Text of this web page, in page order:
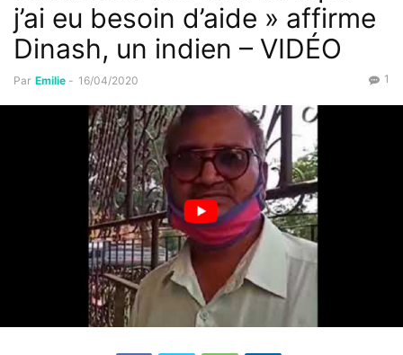
j’ai eu besoin d’aide » affirme
Dinash, un indien – VIDÉO
Par Emilie - 16/04/2020 1